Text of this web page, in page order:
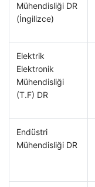
Mühendisliği DR
(İngilizce)
Elektrik
Elektronik
Mühendisliği
(T.F) DR
Endüstri
Mühendisliği DR